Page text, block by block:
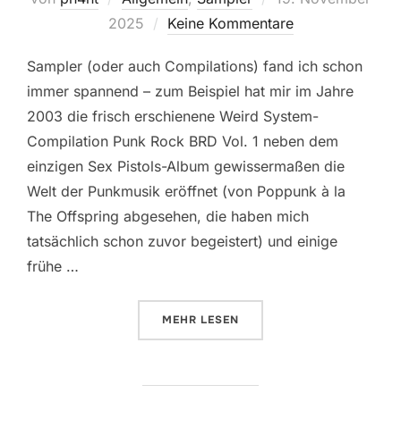
am
2025
Keine Kommentare
Sampler (oder auch Compilations) fand ich schon
immer spannend – zum Beispiel hat mir im Jahre
2003 die frisch erschienene Weird System-
Compilation Punk Rock BRD Vol. 1 neben dem
einzigen Sex Pistols-Album gewissermaßen die
Welt der Punkmusik eröffnet (von Poppunk à la
The Offspring abgesehen, die haben mich
tatsächlich schon zuvor begeistert) und einige
frühe …
MEHR ÜBER „IT’S SAMPLERTIME“
LESEN